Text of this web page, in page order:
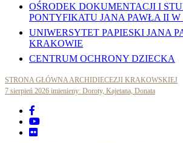
OŚRODEK DOKUMENTACJI I
PONTYFIKATU JANA PAWŁA II
UNIWERSYTET PAPIESKI JANA
KRAKOWIE
CENTRUM OCHRONY DZIECKA
STRONA GŁÓWNA ARCHIDIECEZJI KRAKOWSKIEJ
7 sierpień 2026 imienieny: Doroty, Kajetana, Donata